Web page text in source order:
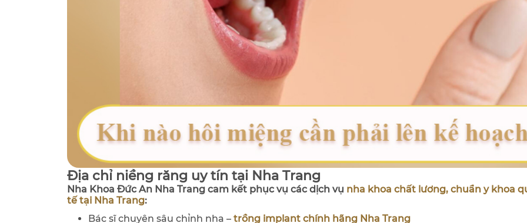
Địa chỉ niềng răng uy tín tại Nha Trang
Nha Khoa Đức An Nha Trang cam kết phục vụ các dịch vụ nha khoa chất lương, chuẩn y khoa
tế tại Nha Trang:
Bác sĩ chuyên sâu chỉnh nha – trồng implant chính hãng Nha Trang